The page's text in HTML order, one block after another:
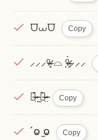
⩌⩊⩌ Copy
⸝⸝⸝ᵒ̴̶̷̥ ⌓ ᵒ̴̶̷̣̥̀⸝⸝⸝
ㆁ̴̶̷̤́ ̫ㆁ̴̶̷̤̀ Copy
´ⱺ ̫ⱺ Copy